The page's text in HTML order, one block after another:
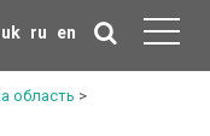
uk ru en
область >